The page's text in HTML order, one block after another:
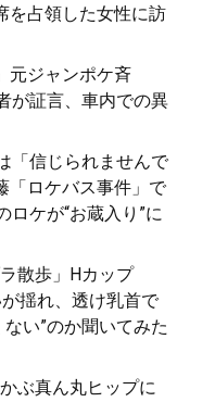
自宅勉強法』
3バイトしながら東大に
合格した著者が明かす
最高の勉強法」
を占領した女性に訪
元ジャンポケ斉
が証言、車内での異
「信じられませんで
「ロケバス事件」で
ロケが“お蔵入り”に
散歩」Hカップ
揺れ、透け乳首で
い”のか聞いてみた
ぶ真ん丸ヒップに